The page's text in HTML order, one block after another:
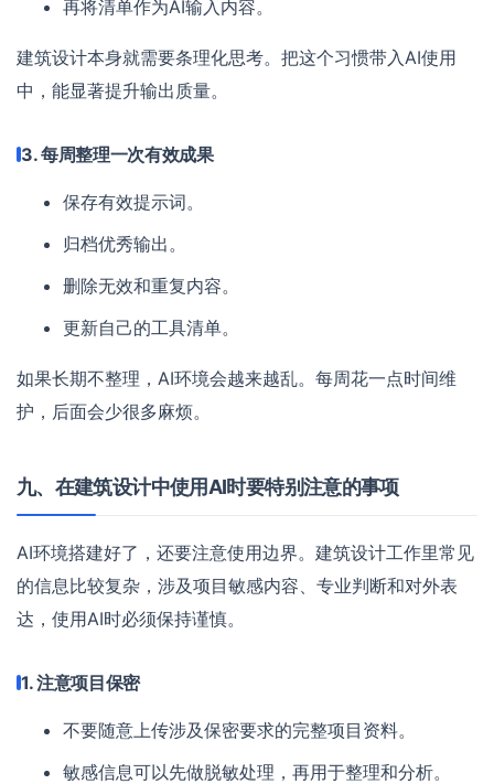
再将清单作为AI输入内容。
建筑设计本身就需要条理化思考。把这个习惯带入AI使用
中，能显著提升输出质量。
3. 每周整理一次有效成果
保存有效提示词。
归档优秀输出。
删除无效和重复内容。
更新自己的工具清单。
如果长期不整理，AI环境会越来越乱。每周花一点时间维
护，后面会少很多麻烦。
九、在建筑设计中使用AI时要特别注意的事项
AI环境搭建好了，还要注意使用边界。建筑设计工作里常见
的信息比较复杂，涉及项目敏感内容、专业判断和对外表
达，使用AI时必须保持谨慎。
1. 注意项目保密
不要随意上传涉及保密要求的完整项目资料。
敏感信息可以先做脱敏处理，再用于整理和分析。